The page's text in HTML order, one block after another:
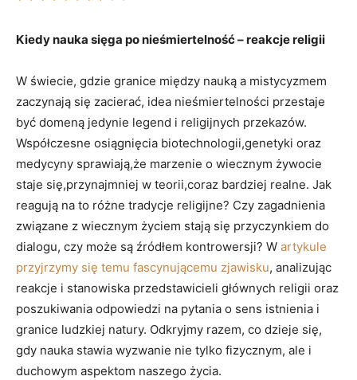
Kiedy nauka sięga po nieśmiertelność – reakcje religii
W świecie, gdzie granice między nauką a mistycyzmem
zaczynają się zacierać, idea nieśmiertelności przestaje
być domeną jedynie legend i religijnych przekazów.
Współczesne osiągnięcia biotechnologii,genetyki oraz
medycyny sprawiają,że marzenie o wiecznym żywocie
staje się,przynajmniej w teorii,coraz bardziej realne. Jak
reagują na to różne tradycje religijne? Czy zagadnienia
związane z wiecznym życiem stają się przyczynkiem do
dialogu, czy może są źródłem kontrowersji? W artykule
przyjrzymy się temu fascynującemu zjawisku, analizując
reakcje i stanowiska przedstawicieli głównych religii oraz
poszukiwania odpowiedzi na pytania o sens istnienia i
granice ludzkiej natury. Odkryjmy razem, co dzieje się,
gdy nauka stawia wyzwanie nie tylko fizycznym, ale i
duchowym aspektom naszego życia.